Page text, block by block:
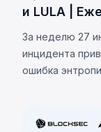
и LULA |
За неделю 27
инцидента
ошибка
позволив